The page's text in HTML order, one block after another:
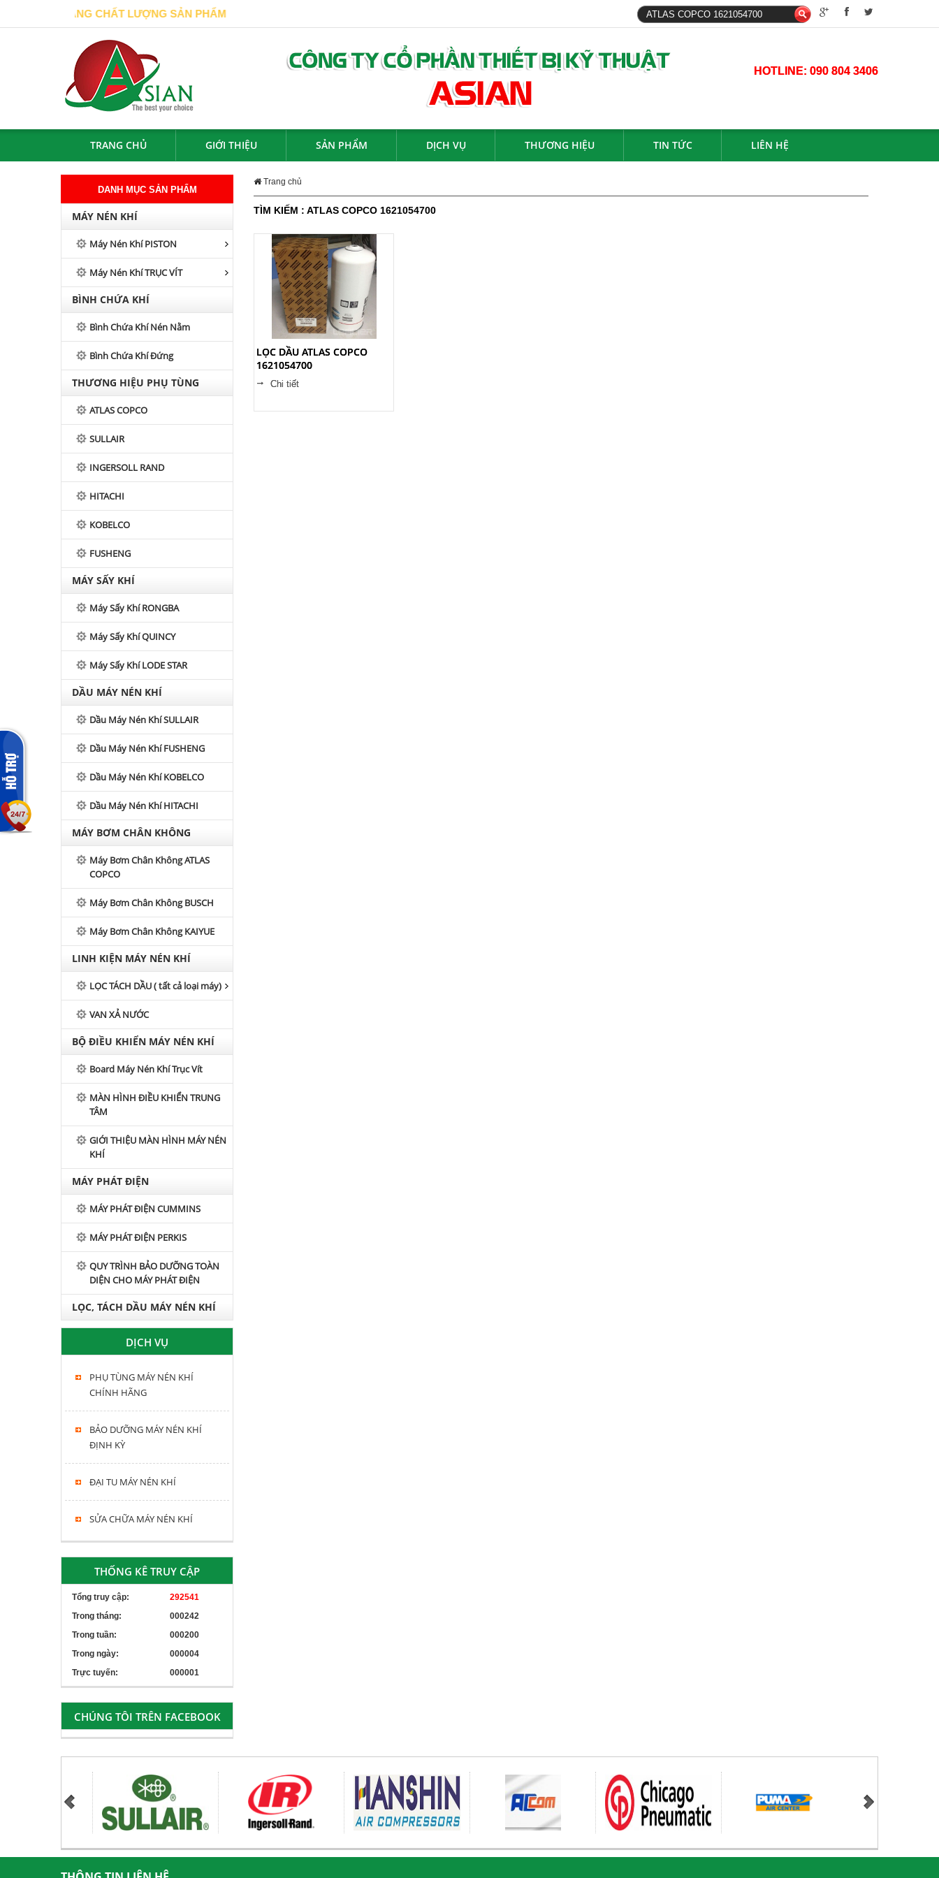
BẰNG CHẤT LƯỢNG SẢN PHẨM
HOTLINE: 090 804 3406
TRANG CHỦ GIỚI THIỆU SẢN PHẨM DỊCH VỤ THƯƠNG HIỆU TIN TỨC LIÊN HỆ
DANH MỤC SẢN PHẨM
MÁY NÉN KHÍ
Máy Nén Khí PISTON
Máy Nén Khí TRỤC VÍT
BÌNH CHỨA KHÍ
Bình Chứa Khí Nén Nằm
Bình Chứa Khí Đứng
THƯƠNG HIỆU PHỤ TÙNG
ATLAS COPCO
SULLAIR
INGERSOLL RAND
HITACHI
KOBELCO
FUSHENG
MÁY SẤY KHÍ
Máy Sấy Khí RONGBA
Máy Sấy Khí QUINCY
Máy Sấy Khí LODE STAR
DẦU MÁY NÉN KHÍ
Dầu Máy Nén Khí SULLAIR
Dầu Máy Nén Khí FUSHENG
Dầu Máy Nén Khí KOBELCO
Dầu Máy Nén Khí HITACHI
MÁY BƠM CHÂN KHÔNG
Máy Bơm Chân Không ATLAS
COPCO
Máy Bơm Chân Không BUSCH
Máy Bơm Chân Không KAIYUE
LINH KIỆN MÁY NÉN KHÍ
LỌC TÁCH DẦU ( tất cả loại máy)
VAN XẢ NƯỚC
BỘ ĐIỀU KHIỂN MÁY NÉN KHÍ
Board Máy Nén Khí Trục Vít
MÀN HÌNH ĐIỀU KHIỂN TRUNG
TÂM
GIỚI THIỆU MÀN HÌNH MÁY NÉN
KHÍ
MÁY PHÁT ĐIỆN
MÁY PHÁT ĐIỆN CUMMINS
MÁY PHÁT ĐIỆN PERKIS
QUY TRÌNH BẢO DƯỠNG TOÀN
DIỆN CHO MÁY PHÁT ĐIỆN
LỌC, TÁCH DẦU MÁY NÉN KHÍ
HITACHI, KOBELCO, FUSHENG,
SWAN
DỊCH VỤ
PHỤ TÙNG MÁY NÉN KHÍ
CHÍNH HÃNG
BẢO DƯỠNG MÁY NÉN KHÍ
ĐỊNH KỲ
ĐẠI TU MÁY NÉN KHÍ
SỬA CHỮA MÁY NÉN KHÍ
THỐNG KÊ TRUY CẬP
Tổng truy cập:
292541
Trong tháng:
000242
Trong tuần:
000200
Trong ngày:
000004
Trực tuyến:
000001
CHÚNG TÔI TRÊN FACEBOOK
Trang chủ
TÌM KIẾM : ATLAS COPCO 1621054700
LỌC DẦU ATLAS COPCO
1621054700
Chi tiết